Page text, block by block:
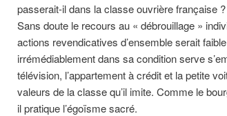
passerait-il dans la classe ouvrière française
Sans doute le recours au « débrouillage »
actions revendicatives d’ensemble serait
irrémédiablement dans sa condition serve
télévision, l’appartement à crédit et la petite
valeurs de la classe qu’il imite. Comme le
il pratique l’égoïsme sacré.